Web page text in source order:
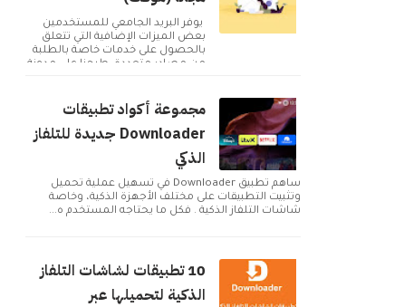
يوفر البريد الجامعي للمستخدمين
بعض الميزات الإضافية التي تتعلق
بالحصول على خدمات خاصة بالطلبة
من مصادر متعددة. طرحنا على مدونة
مجموعة أكواد تطبيقات
Downloader جديدة للتلفاز
الذكي
ساهم تطبيق Downloader في تسهيل عملية تحميل
وتثبيت التطبيقات على مختلف الأجهزة الذكية، وخاصة
شاشات التلفاز الذكية . فكل ما يحتاجه المستخدم ه...
10 تطبيقات لشاشات التلفاز
الذكية لتحميلها عبر